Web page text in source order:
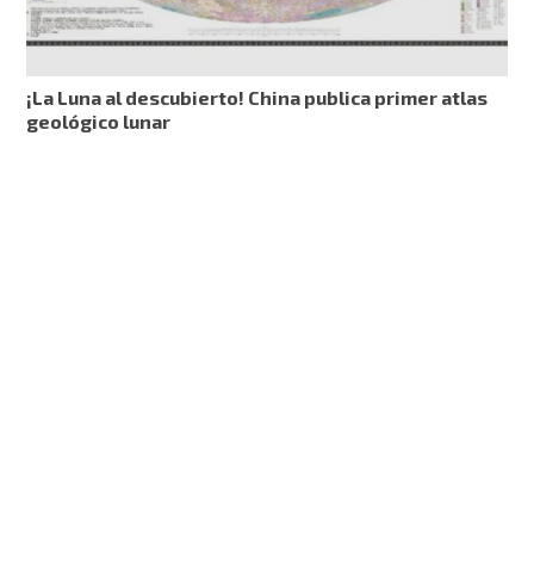
¡La Luna al descubierto! China publica primer atlas
geológico lunar